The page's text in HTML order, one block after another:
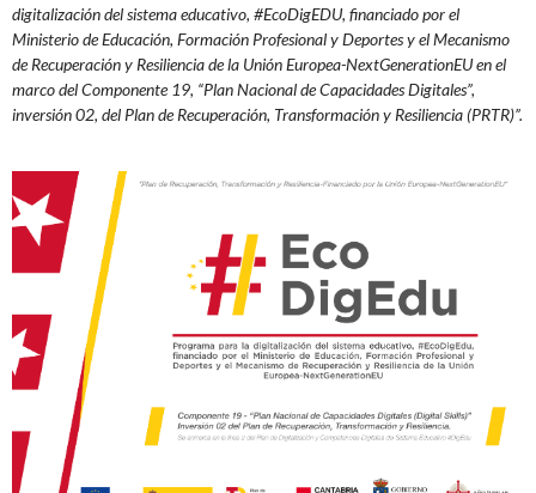
digitalización del sistema educativo, #EcoDigEDU, financiado por el
Ministerio de Educación, Formación Profesional y Deportes y el Mecanismo
de Recuperación y Resiliencia de la UniónEuropea-NextGenerationEU en el
marco del Componente 19, “Plan Nacional de Capacidades Digitales”,
inversión 02, del Plan de Recuperación, Transformación y Resiliencia (PRTR)”.